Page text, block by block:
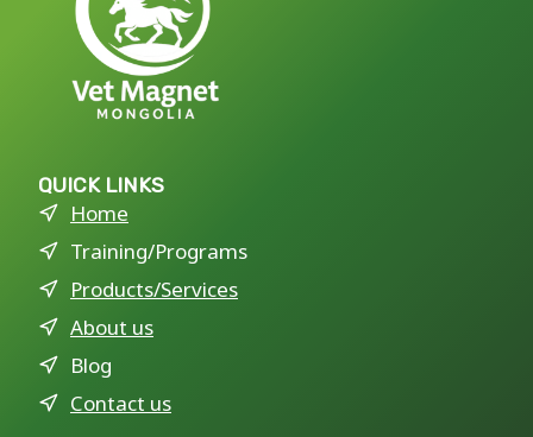
QUICK LINKS
Home
Training/Programs
Products/Services
About us
Blog
Contact us